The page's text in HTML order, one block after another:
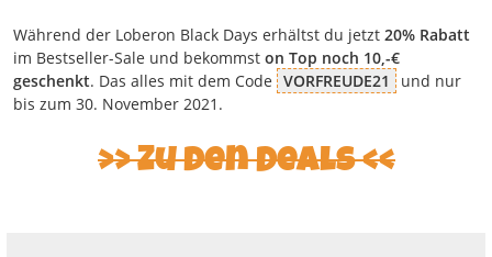
Während der Loberon Black Days erhältst du jetzt 20% Rabatt
im Bestseller-Sale und bekommst on Top noch 10,-€
geschenkt. Das alles mit dem Code VORFREUDE21
und nur
bis zum 30. November 2021.
Zu den Deals